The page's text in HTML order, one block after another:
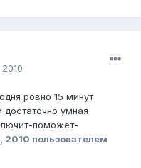
ровно 15 минут
умная
поможет-
2010 пользователем